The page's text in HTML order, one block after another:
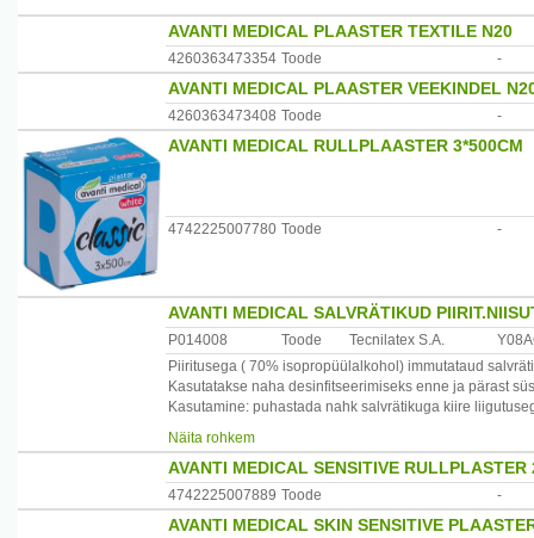
Tootja: Forans Eesti AS, Eesti
AVANTI MEDICAL PLAASTER TEXTILE N20
4260363473354 Toode -
AVANTI MEDICAL PLAASTER VEEKINDEL
4260363473408 Toode -
AVANTI MEDICAL RULLPLAASTER 3*500CM
4742225007780 Toode -
AVANTI MEDICAL SALVRÄTIKUD
P014008 Toode Tecnilatex S.A.
Piiritusega ( 70% isopropüülalkohol) immutataud
Kasutatakse naha desinfitseerimiseks enne ja pärast
Kasutamine: puhastada nahk salvrätikuga kiire
Hoiatused: Ärrituse tekkimisel lõpetage kasutamine
Toode on mõeldud ainult välispidiseks kasutamiseks.
Tuleohtlik, hoida eemal lahtisest tulest ja
Mitte kasutada elektrokoagulatsiooni
Näita rohkem
AVANTI MEDICAL SENSITIVE RULLPLASTER
4742225007889 Toode -
AVANTI MEDICAL SKIN SENSITIVE